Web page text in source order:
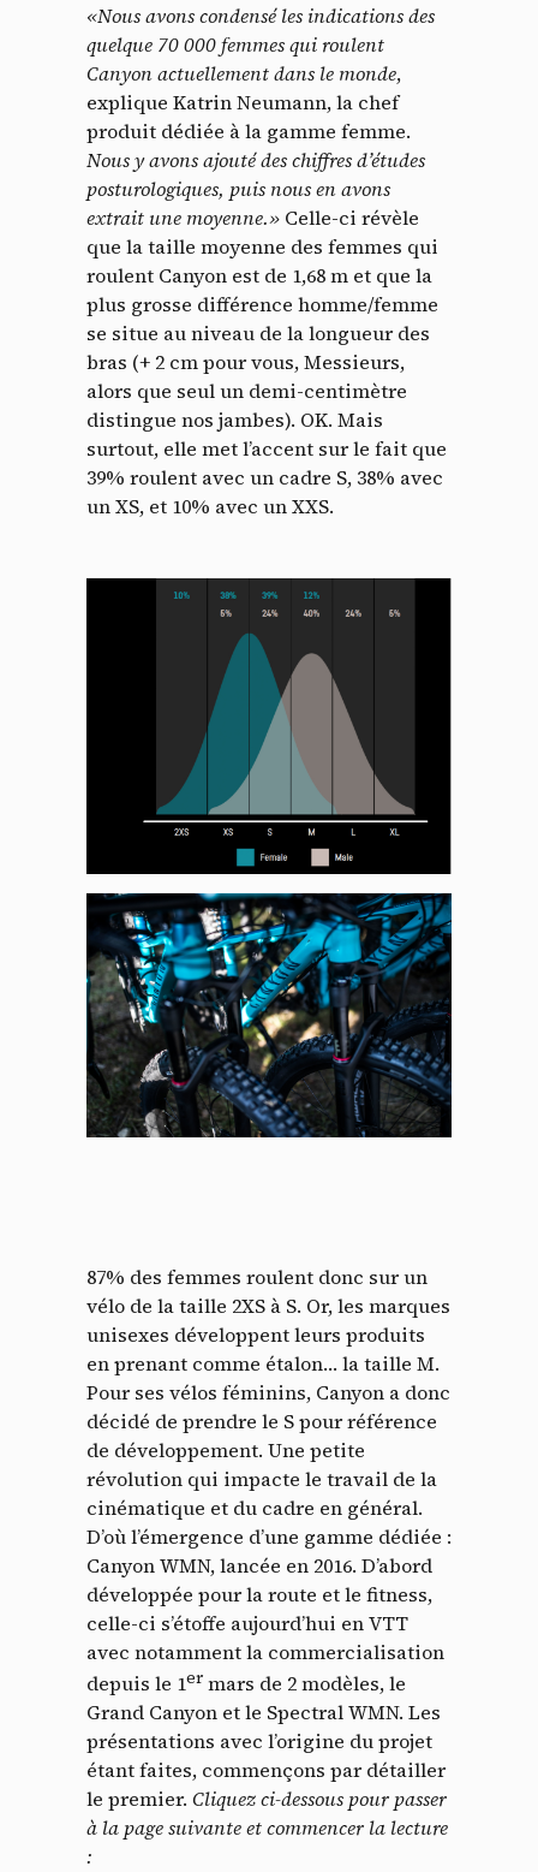
«Nous avons condensé les indications des
quelque 70 000 femmes qui roulent
Canyon actuellement dans le monde,
explique Katrin Neumann, la chef
produit dédiée à la gamme femme.
Nous y avons ajouté des chiffres d’études
posturologiques, puis nous en avons
extrait une moyenne.» Celle-ci révèle
que la taille moyenne des femmes qui
roulent Canyon est de 1,68 m et que la
plus grosse différence homme/femme
se situe au niveau de la longueur des
bras (+ 2 cm pour vous, Messieurs,
alors que seul un demi-centimètre
distingue nos jambes). OK. Mais
surtout, elle met l’accent sur le fait que
39% roulent avec un cadre S, 38% avec
un XS, et 10% avec un XXS.
87% des femmes roulent donc sur un
vélo de la taille 2XS à S. Or, les marques
unisexes développent leurs produits
en prenant comme étalon… la taille M.
Pour ses vélos féminins, Canyon a donc
décidé de prendre le S pour référence
de développement. Une petite
révolution qui impacte le travail de la
cinématique et du cadre en général.
D’où l’émergence d’une gamme dédiée :
Canyon WMN, lancée en 2016. D’abord
développée pour la route et le fitness,
celle-ci s’étoffe aujourd’hui en VTT
avec notamment la commercialisation
depuis le 1er mars de 2 modèles, le
Grand Canyon et le Spectral WMN. Les
présentations avec l’origine du projet
étant faites, commençons par détailler
le premier. Cliquez ci-dessous pour passer
à la page suivante et commencer la lecture
: